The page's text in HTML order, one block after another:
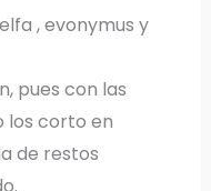
, evonymus y
pues con las
los corto en
de restos